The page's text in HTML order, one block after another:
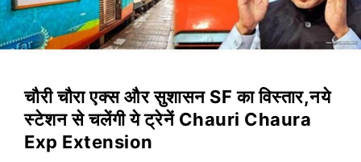
चौरी चौरा एक्स और सुशासन SF का विस्तार,नये
स्टेशन से चलेंगी ये ट्रेनें Chauri Chaura
Exp Extension